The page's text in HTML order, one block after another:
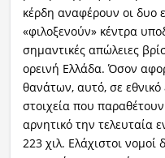
κέρδη αναφέρουν οι δυο
«φιλοξενούν» κέντρα
σημαντικές απώλειες
ορεινή Ελλάδα. Όσον
θανάτων, αυτό, σε
στοιχεία που
αρνητικό την τελευταία
223 χιλ. Ελάχιστοι νομοί